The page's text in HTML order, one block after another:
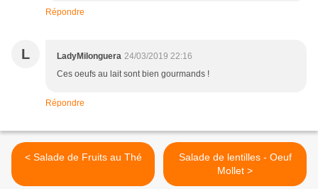
Répondre
L LadyMilonguera 24/03/2019 22:16
Ces oeufs au lait sont bien gourmands !
Répondre
< Salade de Fruits au Thé
Salade de lentilles - Oeuf
Mollet >